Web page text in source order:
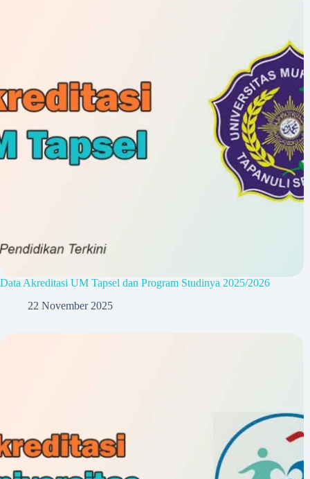
Data Akreditasi UM Tapsel dan Program Studinya 2025/2026
22 November 2025